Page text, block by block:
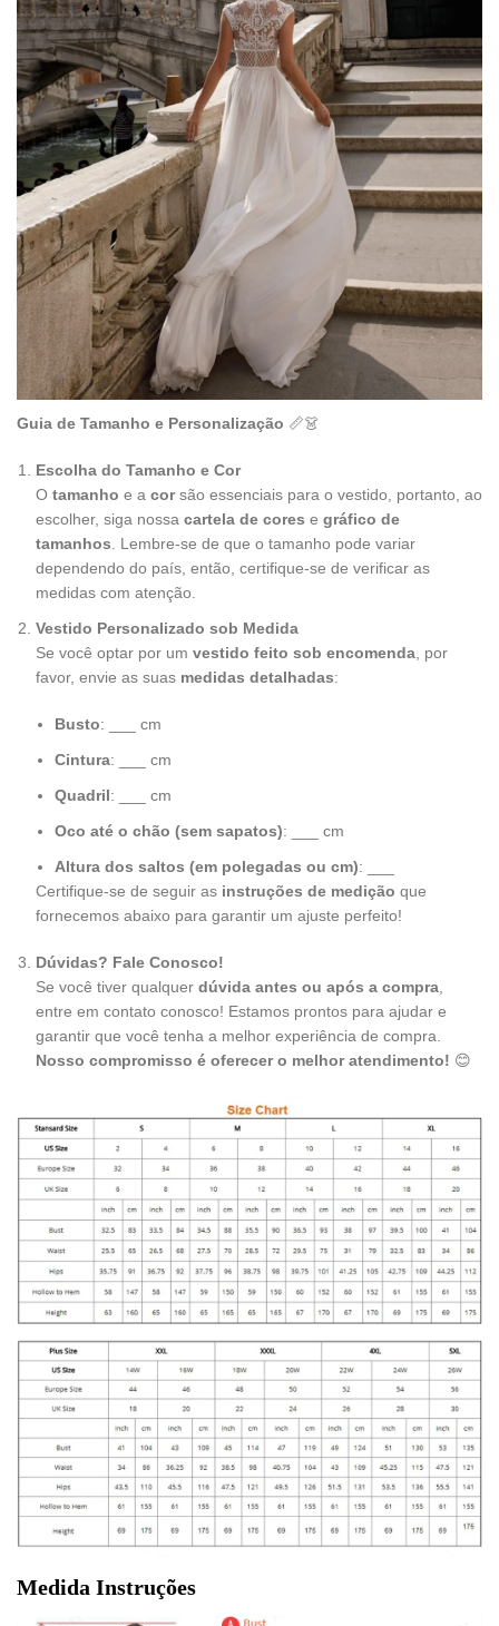
Guia de Tamanho e Personalização 📏👗
Escolha do Tamanho e Cor
O tamanho e a corsão essenciais para o vestido, portanto, ao
escolher, siga nossa cartela de cores e gráfico de
tamanhos . Lembre-se de que o tamanho pode variar
dependendo do país, então, certifique-se de verificar as
medidas com atenção.
Vestido Personalizado sob Medida
Se você optar por um vestido feito sob encomenda , por
favor, envie as suas medidas detalhadas:
Busto: ___ cm
Cintura: ___ cm
Quadril: ___ cm
Oco até o chão (sem sapatos): ___ cm
Altura dos saltos (em polegadas ou cm): ___
Certifique-se de seguir as instruções de medição que
fornecemos abaixo para garantir um ajuste perfeito!
Dúvidas? Fale Conosco!
Se você tiver qualquer dúvida antes ou após a compra
entre em contato conosco! Estamos prontos para ajudar e
garantir que você tenha a melhor experiência de compra.
Nosso compromisso é oferecer o melhor atendimento! 😊
Medida Instruções